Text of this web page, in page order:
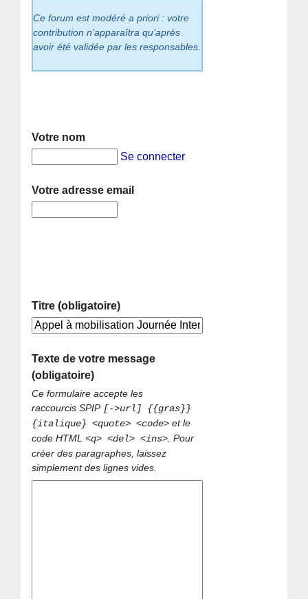
Ce forum est modéré a priori : votre
contribution n’apparaîtra qu’après
avoir été validée par les responsables.
Votre nom
Se connecter
Votre adresse email
Titre (obligatoire)
Texte de votre message
(obligatoire)
Ce formulaire accepte les
raccourcis SPIP [->url] {{gras}}
{italique} <quote> <code> et le
code HTML<q> <del> <ins> . Pour
créer des paragraphes, laissez
simplement des lignes vides.